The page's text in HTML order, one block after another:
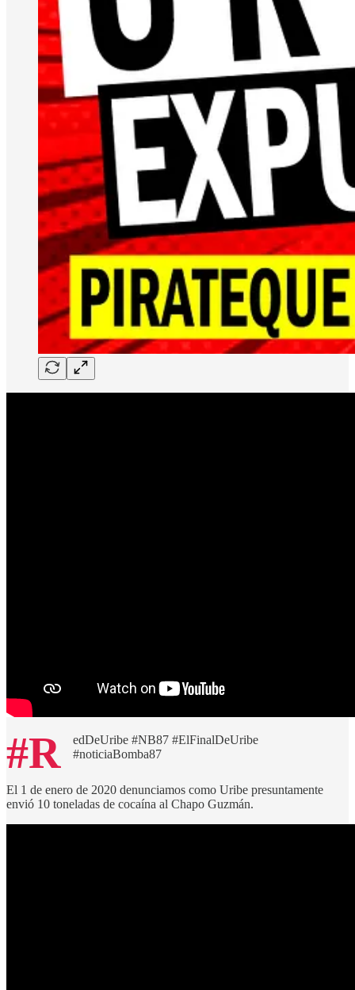
#R
edDeUribe #NB87 #ElFinalDeUribe
#noticiaBomba87
El 1 de enero de 2020 denunciamos como Uribe presuntamente
envió 10 toneladas de cocaína al Chapo Guzmán.